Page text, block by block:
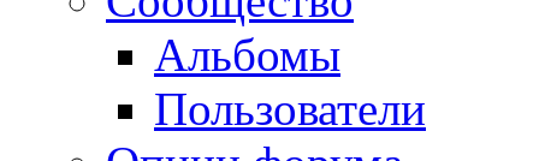
Альбомы
Пользователи